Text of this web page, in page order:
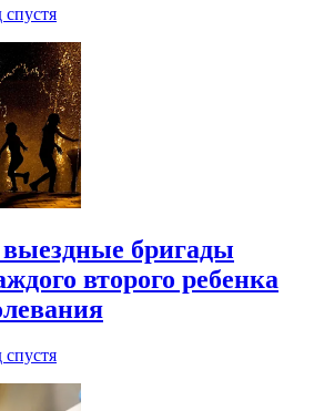
спустя
бригады
второго ребенка
спустя